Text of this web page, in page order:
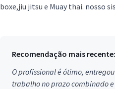
boxe,jiu jitsu e Muay thai. nosso
Recomendação mais recente:
O profissional é ótimo,
trabalho no prazo combinado e